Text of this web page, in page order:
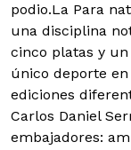
podio.La Para
una disciplina
cinco platas y
único deporte
ediciones
Carlos Daniel
embajadores: